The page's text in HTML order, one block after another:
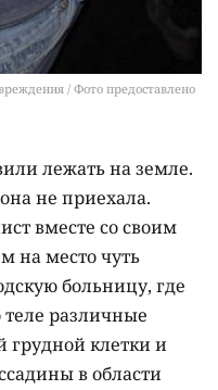
/ Фото предоставлено
лежать на земле.
не приехала.
вместе со своим
на место чуть
больницу, где
различные
грудной клетки и
в области